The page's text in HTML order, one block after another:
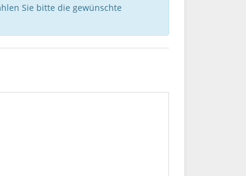
Sie bitte die gewünschte